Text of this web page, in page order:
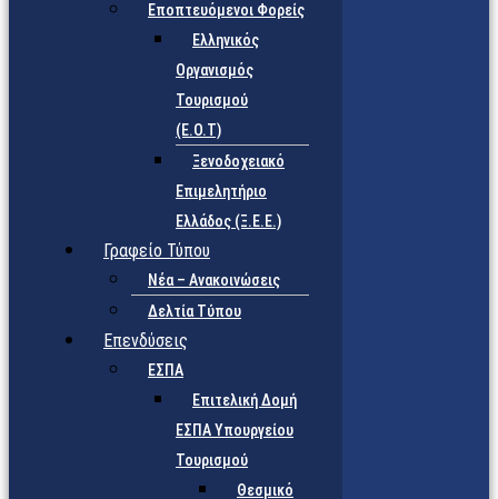
Εποπτευόμενοι Φορείς
Eλληνικός
Οργανισμός
Τουρισμού
(Ε.Ο.Τ)
Ξενοδοχειακό
Επιμελητήριο
Ελλάδος (Ξ.Ε.Ε.)
Γραφείο Τύπου
Νέα – Ανακοινώσεις
Δελτία Τύπου
Επενδύσεις
ΕΣΠΑ
Επιτελική Δομή
ΕΣΠΑ Υπουργείου
Τουρισμού
Θεσμικό